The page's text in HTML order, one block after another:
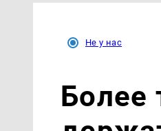
Не у нас
Более